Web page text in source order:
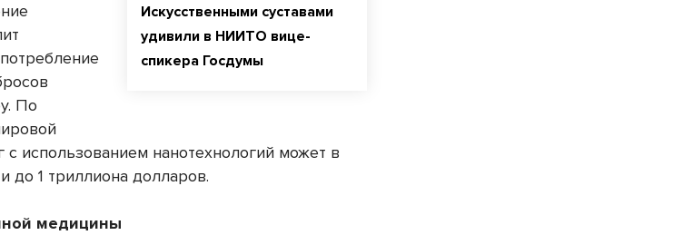
Искусственными суставами
удивили в НИИТО вице-
спикера Госдумы
По
использованием нанотехнологий может в
до 1 триллиона долларов.
медицины